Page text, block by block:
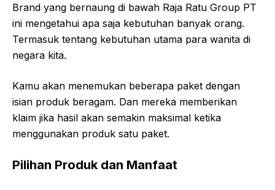
Brand yang bernaung di bawah Raja Ratu Group PT
ini mengetahui apa saja kebutuhan banyak orang.
Termasuk tentang kebutuhan utama para wanita di
negara kita.
Kamu akan menemukan beberapa paket dengan
isian produk beragam. Dan mereka memberikan
klaim jika hasil akan semakin maksimal ketika
menggunakan produk satu paket.
Pilihan Produk dan Manfaat